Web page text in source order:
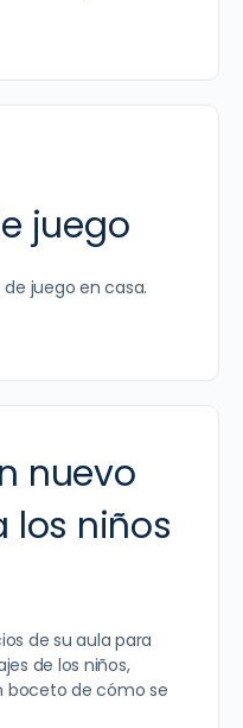
juego
juego en casa.
nuevo
los niños
de su aula para
de los niños,
boceto de cómo se